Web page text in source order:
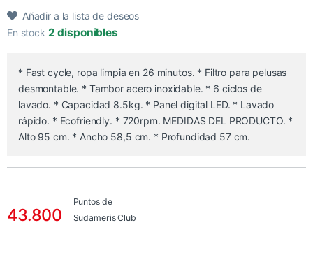
Añadir a la lista de deseos
En stock 2 disponibles
* Fast cycle, ropa limpia en 26 minutos. * Filtro para pelusas
desmontable. * Tambor acero inoxidable. * 6 ciclos de
lavado. * Capacidad 8.5kg. * Panel digital LED. * Lavado
rápido. * Ecofriendly. * 720rpm. MEDIDAS DEL PRODUCTO. *
Alto 95 cm. * Ancho 58,5 cm. * Profundidad 57 cm.
43.800
Puntos de
Sudameris Club